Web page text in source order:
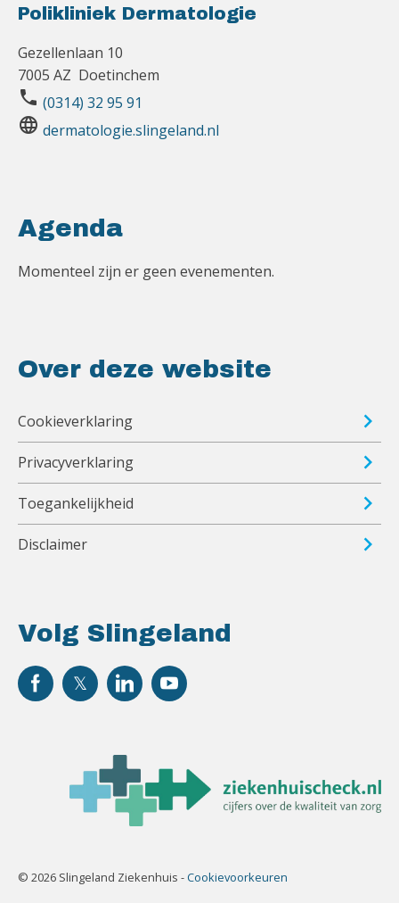
Polikliniek Dermatologie
Gezellenlaan 10
7005 AZ Doetinchem
phone (0314) 32 95 91
language dermatologie.slingeland.nl
Volg Slingeland
Agenda
Momenteel zijn er geen evenementen.
Over deze website
Cookieverklaring
Privacyverklaring
Toegankelijkheid
Disclaimer
© 2026 Slingeland Ziekenhuis -Cookievoorkeuren